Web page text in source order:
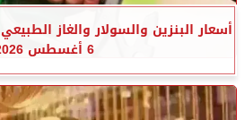
أسعار البنزين والسولار والغاز
6 أغسطس 2026